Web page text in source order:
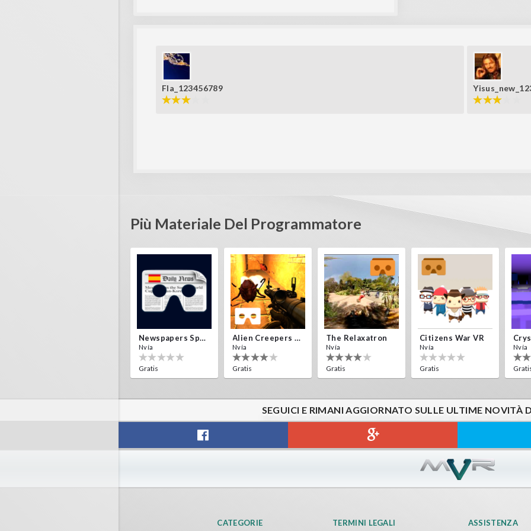
Fla_123456789
Più Materiale Del Programmatore
Newspapers Spain VR
Nvía
Gratis
Alien Creepers VR
Nvía
Gratis
The Relaxatron
Nvía
Gratis
Citizens War VR
Nvía
Gratis
Nvía
SEGUICI E RIMANI AGGIORNATO SULLE ULTIME NOVITÀ
CATEGORIE TERMINI LEGALI ASSISTENZA